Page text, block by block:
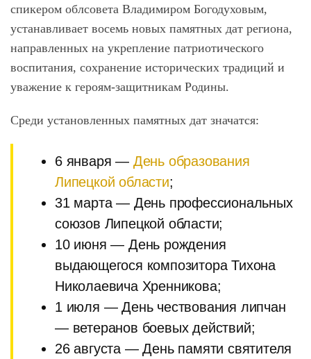
спикером облсовета Владимиром Богодуховым,
устанавливает восемь новых памятных дат региона,
направленных на укрепление патриотического
воспитания, сохранение исторических традиций и
уважение к героям-защитникам Родины.
Среди установленных памятных дат значатся:
6 января — День образования
Липецкой области;
31 марта — День профессиональных
союзов Липецкой области;
10 июня — День рождения
выдающегося композитора Тихона
Николаевича Хренникова;
1 июля — День чествования липчан
— ветеранов боевых действий;
26 августа — День памяти святителя